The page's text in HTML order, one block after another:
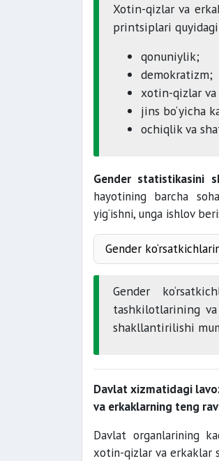
Xotin-qizlar va
printsiplari
qonuniylik;
demokratizm;
xotin-qizlar
jins bo‘yicha
ochiqlik va
Gender statistikasini
hayotining barcha
yig‘ishni, unga ishlov
Gender
Gender
tashkilotlarining
shakllantirilishi
Davlat xizmatidagi
va erkaklarning teng
Davlat organlarining
xotin-qizlar va erkaklar